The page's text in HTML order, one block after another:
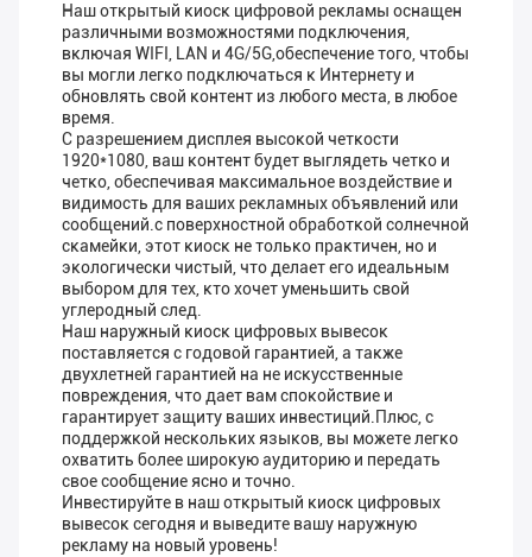
Наш открытый киоск цифровой рекламы оснащен
различными возможностями подключения,
включая WIFI, LAN и 4G/5G,обеспечение того, чтобы
вы могли легко подключаться к Интернету и
обновлять свой контент из любого места, в любое
время.
С разрешением дисплея высокой четкости
1920*1080, ваш контент будет выглядеть четко и
четко, обеспечивая максимальное воздействие и
видимость для ваших рекламных объявлений или
сообщений.с поверхностной обработкой солнечной
скамейки, этот киоск не только практичен, но и
экологически чистый, что делает его идеальным
выбором для тех, кто хочет уменьшить свой
углеродный след.
Наш наружный киоск цифровых вывесок
поставляется с годовой гарантией, а также
двухлетней гарантией на не искусственные
повреждения, что дает вам спокойствие и
гарантирует защиту ваших инвестиций.Плюс, с
поддержкой нескольких языков, вы можете легко
охватить более широкую аудиторию и передать
свое сообщение ясно и точно.
Инвестируйте в наш открытый киоск цифровых
вывесок сегодня и выведите вашу наружную
рекламу на новый уровень!